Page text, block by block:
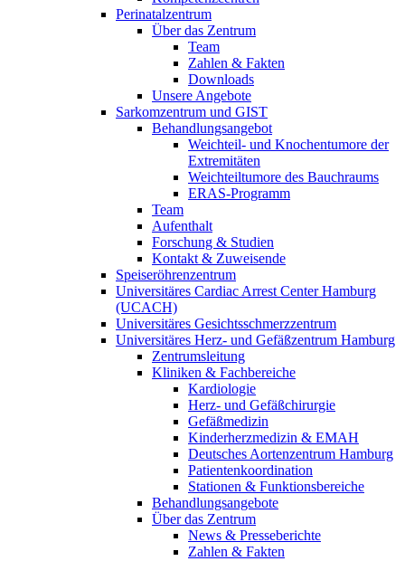
Perinatalzentrum
Über das Zentrum
Team
Zahlen & Fakten
Downloads
Unsere Angebote
Sarkomzentrum und GIST
Behandlungsangebot
Weichteil- und Knochentumore der
Extremitäten
Weichteiltumore des Bauchraums
ERAS-Programm
Team
Aufenthalt
Forschung & Studien
Kontakt & Zuweisende
Speiseröhrenzentrum
Universitäres Cardiac Arrest Center Hamburg
(UCACH)
Universitäres Gesichtsschmerzzentrum
Universitäres Herz- und Gefäßzentrum Hamburg
Zentrumsleitung
Kliniken & Fachbereiche
Kardiologie
Herz- und Gefäßchirurgie
Gefäßmedizin
Kinderherzmedizin & EMAH
Deutsches Aortenzentrum Hamburg
Patientenkoordination
Stationen & Funktionsbereiche
Behandlungsangebote
Über das Zentrum
News & Presseberichte
Zahlen & Fakten